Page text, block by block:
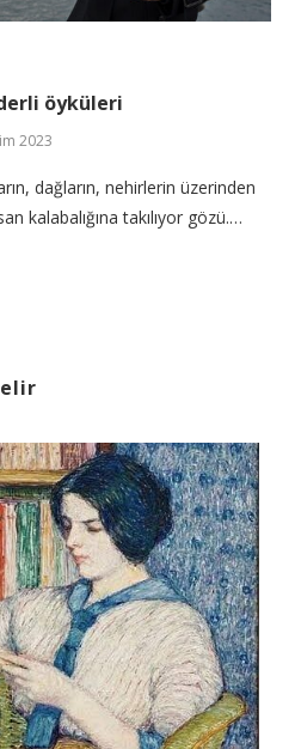
öyküleri
2023
dağların, nehirlerin üzerinden
kalabalığına takılıyor gözü.…